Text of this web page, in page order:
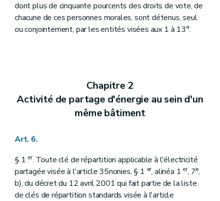
dont plus de cinquante pourcents des droits de vote, de
chacune de ces personnes morales, sont détenus, seul
ou conjointement, par les entités visées aux 1 à 13°.
Chapitre 2
Activité de partage d'énergie au sein d'un
même bâtiment
Art. 6.
§ 1 er. Toute clé de répartition applicable à l'électricité
partagée visée à l'article 35nonies, § 1 er, alinéa 1 er, 7°,
b), du décret du 12 avril 2001 qui fait partie de la liste
de clés de répartition standards visée à l'article